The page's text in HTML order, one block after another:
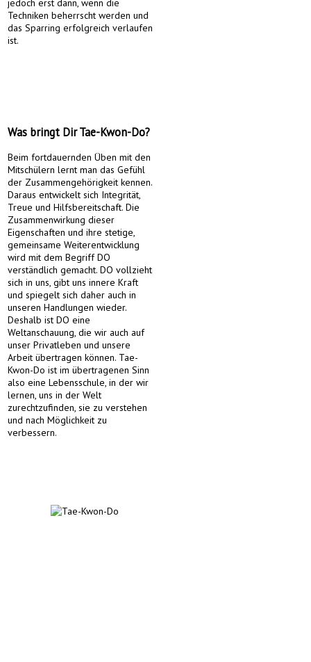
jedoch erst dann, wenn die
Techniken beherrscht werden und
das Sparring erfolgreich verlaufen
ist.
Was bringt Dir Tae-Kwon-Do?
Beim fortdauernden Üben mit den
Mitschülern lernt man das Gefühl
der Zusammengehörigkeit kennen.
Daraus entwickelt sich Integrität,
Treue und Hilfsbereitschaft. Die
Zusammenwirkung dieser
Eigenschaften und ihre stetige,
gemeinsame Weiterentwicklung
wird mit dem Begriff DO
verständlich gemacht. DO vollzieht
sich in uns, gibt uns innere Kraft
und spiegelt sich daher auch in
unseren Handlungen wieder.
Deshalb ist DO eine
Weltanschauung, die wir auch auf
unser Privatleben und unsere
Arbeit übertragen können. Tae-
Kwon-Do ist im übertragenen Sinn
also eine Lebensschule, in der wir
lernen, uns in der Welt
zurechtzufinden, sie zu verstehen
und nach Möglichkeit zu
verbessern.